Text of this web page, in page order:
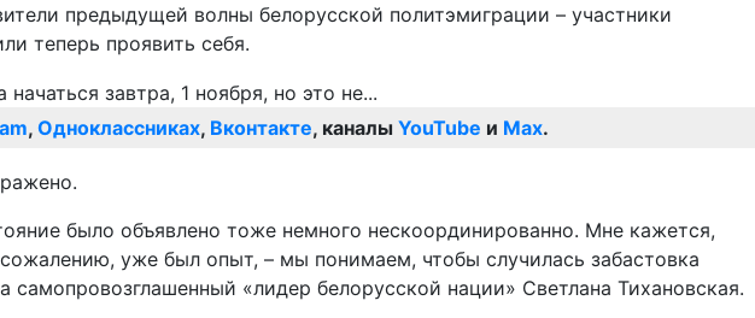
предыдущей волны белорусской политэмиграции – участники
теперь проявить себя.
, Одноклассниках, Вконтакте, каналы YouTube и Max.
было объявлено тоже немного нескоординированно. Мне кажется,
уже был опыт, – мы понимаем, чтобы случилась забастовка
самопровозглашенный «лидер белорусской нации» Светлана Тихановская.